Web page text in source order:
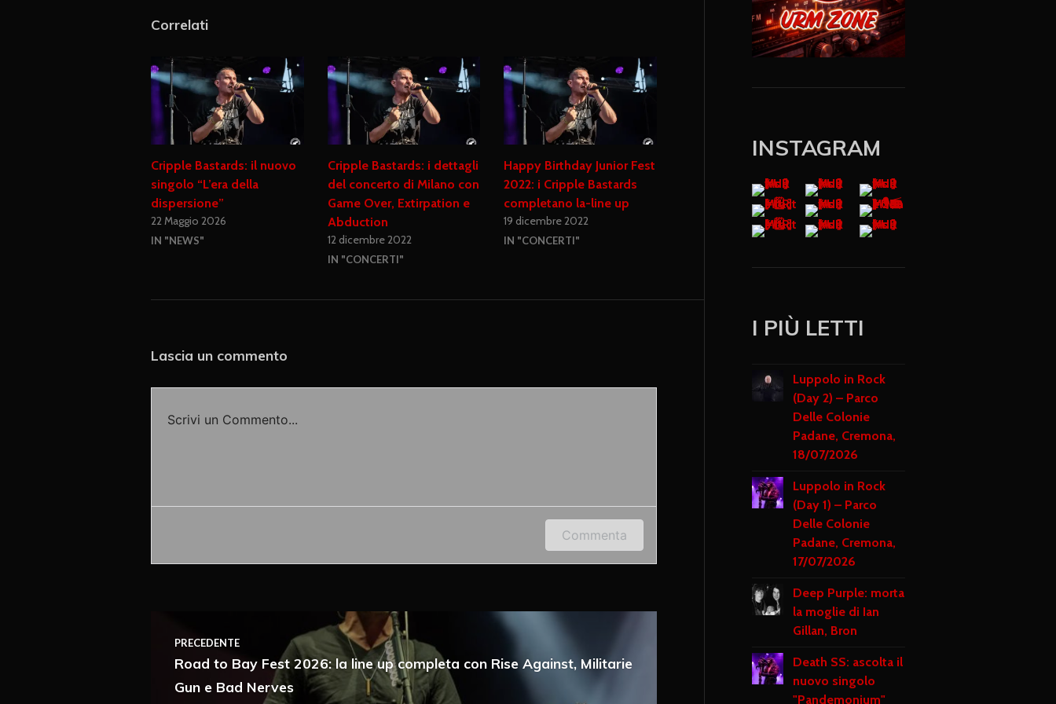
Correlati
Cripple Bastards: il nuovo
singolo “L’era della
dispersione”
22 Maggio 2026
IN "NEWS"
Cripple Bastards: i dettagli
del concerto di Milano con
Game Over, Extirpation e
Abduction
12 dicembre 2022
IN "CONCERTI"
Happy Birthday Junior Fest
2022: i Cripple Bastards
completano la-line up
19 dicembre 2022
IN "CONCERTI"
Lascia un commento
Scrivi un Commento...
Accedi o fornisci il tuo nome o indirizzo e-mail per lasciare un commento.
Commenta
PRECEDENTE
Road to Bay Fest 2026: la line up completa con Rise Against, Militarie
Gun e Bad Nerves
INSTAGRAM
I PIÙ LETTI
Luppolo in Rock
(Day 2) – Parco
Delle Colonie
Padane, Cremona,
18/07/2026
Luppolo in Rock
(Day 1) – Parco
Delle Colonie
Padane, Cremona,
17/07/2026
Deep Purple: morta
la moglie di Ian
Gillan, Bron
Death SS: ascolta il
nuovo singolo
"Pandemonium"